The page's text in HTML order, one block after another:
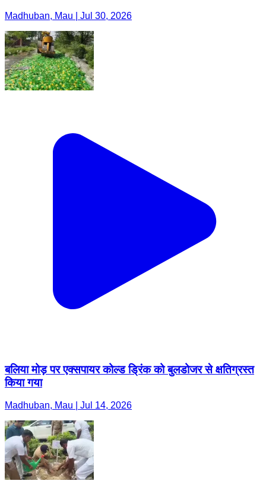
Madhuban, Mau | Jul 30, 2026
बलिया मोड़ पर एक्सपायर कोल्ड ड्रिंक को बुलडोजर से क्षतिग्रस्त
किया गया
Madhuban, Mau | Jul 14, 2026